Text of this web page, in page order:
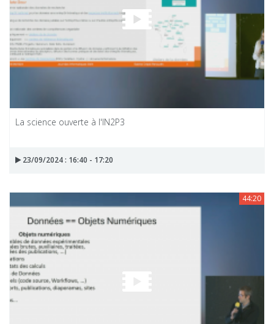
La science ouverte à l'IN2P3
23/09/2024 : 16:40 - 17:20
44:20